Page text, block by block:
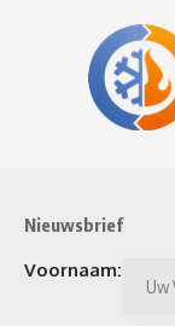
Nieuwsbrief
Voornaam: